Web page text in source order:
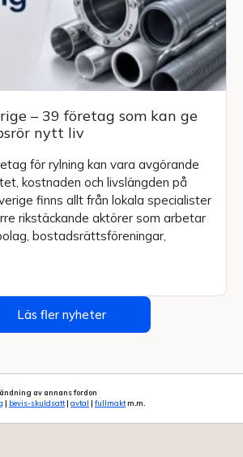
– 39 företag som kan ge
nytt liv
för rylning kan vara avgörande
kostnaden och livslängden på
finns allt från lokala specialister
rikstäckande aktörer som arbetar
bostadsrättsföreningar,
Läs fler nyheter
av annans fordon
bevis-skuldsatt avtal fullmaktm.m.